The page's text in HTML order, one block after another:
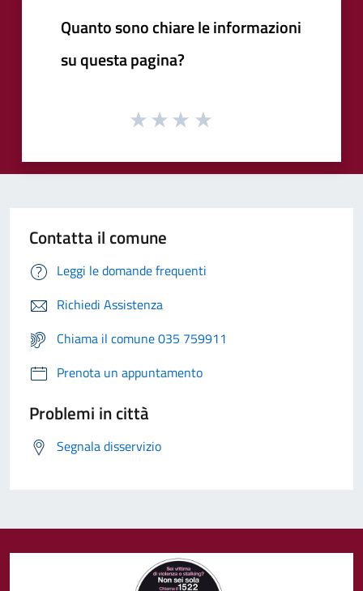
Quanto sono chiare le informazioni
su questa pagina?
Contatta il comune
Leggi le domande frequenti
Richiedi Assistenza
Chiama il comune 035 759911
Prenota un appuntamento
Problemi in città
Segnala disservizio